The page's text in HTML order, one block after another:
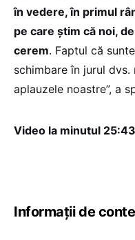
în vedere, în primul
pe care știm că noi,
cerem. Faptul că
schimbare în jurul
aplauzele noastre”, a
Video la minutul
Informații de